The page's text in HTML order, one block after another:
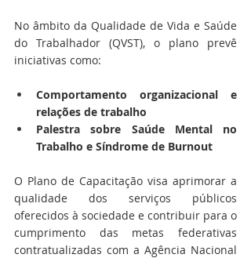
No âmbito da Qualidade de Vida e Saúde
do Trabalhador (QVST), o plano prevê
iniciativas como:
Comportamento organizacional e
relações de trabalho
Palestra sobre Saúde Mental no
Trabalho e Síndrome de Burnout
O Plano de Capacitação visa aprimorar a
qualidade dos serviços públicos
oferecidos à sociedade e contribuir para o
cumprimento das metas federativas
contratualizadas com a Agência Nacional